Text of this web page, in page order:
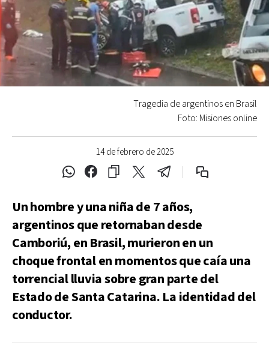
14 de febrero de 2025
Tragedia de argentinos en Brasil
Foto: Misiones online
Un hombre y una niña de 7 años,
argentinos que retornaban desde
Camboriú, en Brasil, murieron en un
choque frontal en momentos que caía una
torrencial lluvia sobre gran parte del
Estado de Santa Catarina. La identidad del
conductor.